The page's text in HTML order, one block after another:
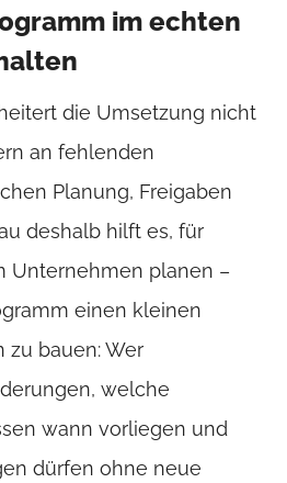
im echten
die Umsetzung nicht
an fehlenden
Planung, Freigaben
deshalb hilft es, für
Unternehmen planen –
einen kleinen
zu bauen: Wer
welche
wann vorliegen und
dürfen ohne neue